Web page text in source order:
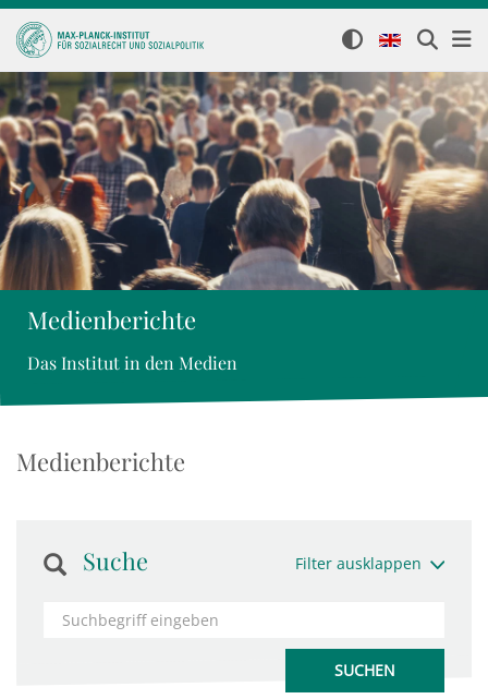
Medienberichte
Das Institut in den Medien
Medienberichte
Suche Filter ausklappen